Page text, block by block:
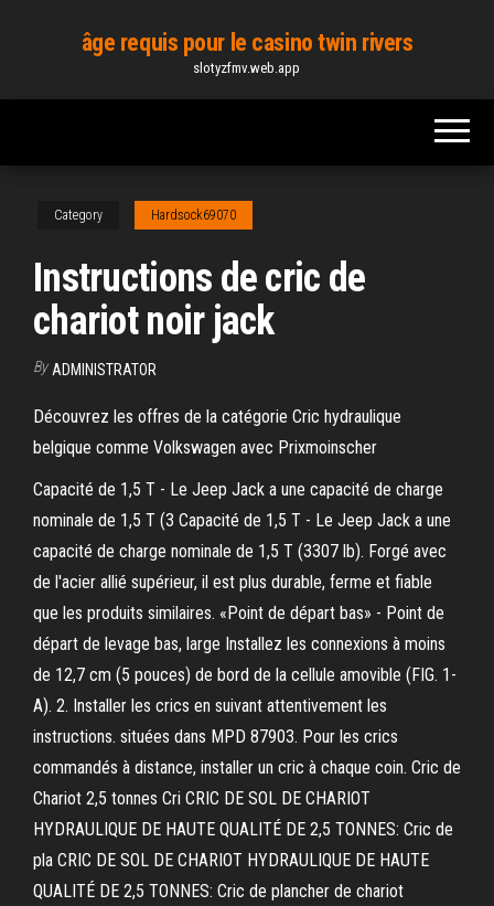
content
âge requis pour le casino twin rivers
slotyzfmv.web.app
Category Hardsock69070
Instructions de cric de
chariot noir jack
By ADMINISTRATOR
Découvrez les offres de la catégorie Cric hydraulique
belgique comme Volkswagen avec Prixmoinscher
Capacité de 1,5 T - Le Jeep Jack a une capacité de charge
nominale de 1,5 T (3 Capacité de 1,5 T - Le Jeep Jack a une
capacité de charge nominale de 1,5 T (3307 lb). Forgé avec
de l'acier allié supérieur, il est plus durable, ferme et fiable
que les produits similaires. «Point de départ bas» - Point de
départ de levage bas, large Installez les connexions à moins
de 12,7 cm (5 pouces) de bord de la cellule amovible (FIG. 1-
A). 2. Installer les crics en suivant attentivement les
instructions. situées dans MPD 87903. Pour les crics
commandés à distance, installer un cric à chaque coin. Cric de
Chariot 2,5 tonnes Cri CRIC DE SOL DE CHARIOT
HYDRAULIQUE DE HAUTE QUALITÉ DE 2,5 TONNES: Cric de
pla CRIC DE SOL DE CHARIOT HYDRAULIQUE DE HAUTE
QUALITÉ DE 2,5 TONNES: Cric de plancher de chariot